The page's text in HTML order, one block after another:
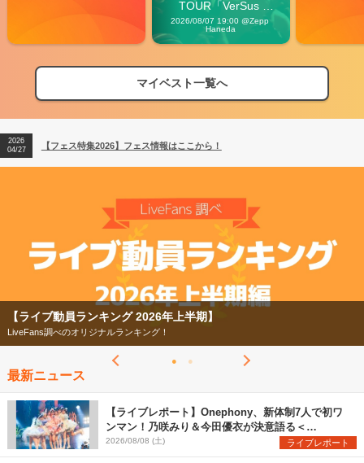
TOUR「VerSus
Carnival」
2026/08/07 19:00 @Zepp
Haneda
マイベスト一覧へ
【フェス特集2026】フェス情報はここから！
【ライブ動員ランキング】2026年上半期編発表！
2026
04/27
【フェス特集2026】フェス情報はここから！
2026
【フェス特集2026】
今年もフェスの季節がやってきた！
最新ニュース
【ライブレポート】Onephony、新体制7人で初ワ
ンマン！乃咲みり＆今田優衣が決意語る＜
Onephony新体制1st Oneman Live はじまりの夏
＞
2026/08/08 (土) ライブレポート